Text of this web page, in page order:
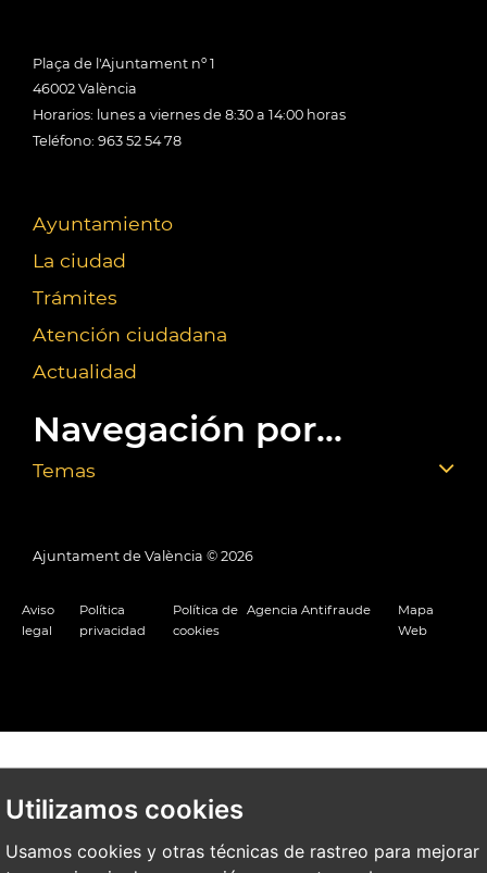
Utilizamos cookies
Usamos cookies y otras técnicas de rastreo para mejorar
Plaça de l'Ajuntament nº 1
46002 València
Horarios: lunes a viernes de 8:30 a 14:00 horas
Teléfono: 963 52 54 78
Ayuntamiento
La ciudad
Trámites
Atención ciudadana
Actualidad
Navegación por...
Temas
Ajuntament de València © 2026
Aviso
legal
Política
privacidad
Política de
cookies
Agencia Antifraude
Mapa
Web